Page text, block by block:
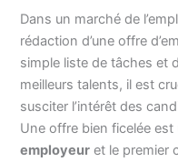
Dans un marché de
rédaction d’une offre
simple liste de tâches et
meilleurs talents, il est
susciter l’intérêt des
Une offre bien ficelée
employeur et le premier